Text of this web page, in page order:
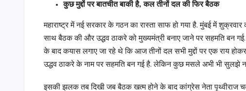
कुछ मुद्दों पर बातचीत बाकी है,कल तीनों दल की फिर बैठक
महाराष्ट्र में नई सरकार के गठन का रास्ता साफ हो गया है. मुंबई में
साथ बैठक की और उद्धव ठाकरे को मुख्यमंत्री बनाए जाने पर सहमति बन
के बाद कयास लगाए जा रहे थे कि आज तीनों दल सभी मुद्दों पर एक राय
उद्धव ठाकरे के नाम पर सहमति बन गई है. लेकिन कुछ मसले अभी भी सुलझे
इसकी झलक तब दिखी जब बैठक खत्म होने के बाद कांग्रेस नेता पृथ्वीराज